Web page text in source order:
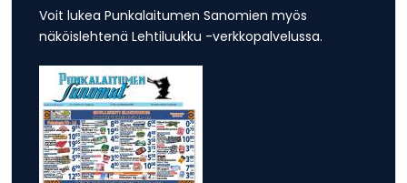
Voit lukea Punkalaitumen Sanomien myös
näköislehtenä Lehtiluukku -verkkopalvelussa.